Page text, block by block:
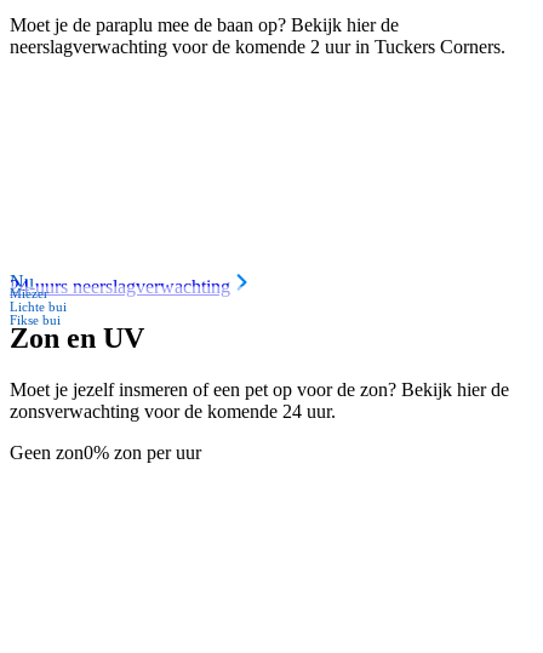
Moet je de paraplu mee de baan op? Bekijk hier de
neerslagverwachting voor de komende 2 uur in Tuckers Corners.
Nu
Miezer
Lichte bui
Fikse bui
24-uurs neerslagverwachting
Zon en UV
Moet je jezelf insmeren of een pet op voor de zon? Bekijk hier de
zonsverwachting voor de komende 24 uur.
Geen zon0% zon per uur